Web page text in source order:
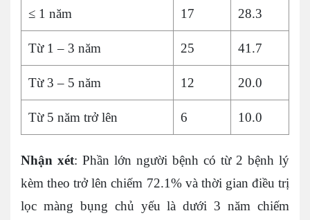
≤ 1 năm 17 28.3
Từ 1 – 3 năm 25 41.7
Từ 3 – 5 năm 12 20.0
Từ 5 năm trở lên 6 10.0
Nhận xét: Phần lớn người bệnh có từ 2 bệnh lý
kèm theo trở lên chiếm 72.1% và thời gian điều trị
lọc màng bụng chủ yếu là dưới 3 năm chiếm